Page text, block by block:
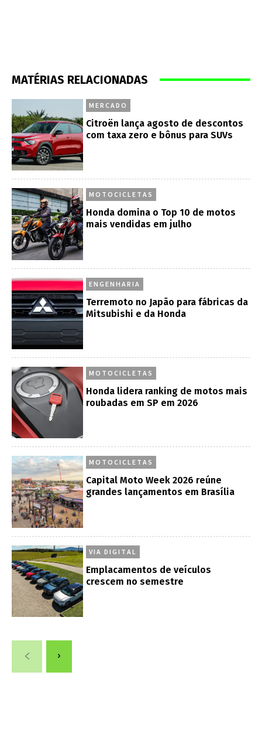
MATÉRIAS RELACIONADAS
MERCADO
Citroën lança agosto de descontos
com taxa zero e bônus para SUVs
MOTOCICLETAS
Honda domina o Top 10 de motos
mais vendidas em julho
ENGENHARIA
Terremoto no Japão para fábricas da
Mitsubishi e da Honda
MOTOCICLETAS
Honda lidera ranking de motos mais
roubadas em SP em 2026
MOTOCICLETAS
Capital Moto Week 2026 reúne
grandes lançamentos em Brasília
VIA DIGITAL
Emplacamentos de veículos
crescem no semestre